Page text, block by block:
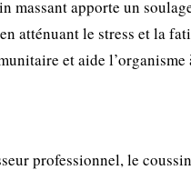
massant apporte un
atténuant le stress et la
et aide l’organisme
professionnel, le